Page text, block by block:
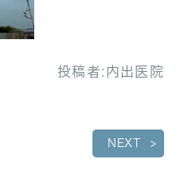
投稿者: 内出医院
NEXT